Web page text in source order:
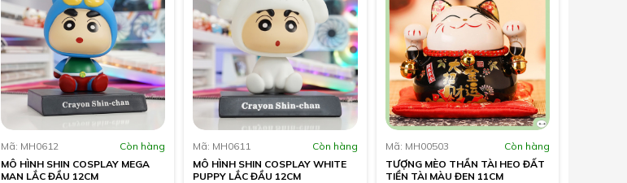
Mã: MH0612
Còn hàng
MÔ HÌNH SHIN COSPLAY MEGA
MAN LẮC ĐẦU 12CM
Mã: MH0611
Còn hàng
MÔ HÌNH SHIN COSPLAY WHITE
PUPPY LẮC ĐẦU 12CM
Mã: MH00503
Còn hàng
TƯỢNG MÈO THẦN TÀI HEO ĐẤT
TIỀN TÀI MÀU ĐEN 11CM